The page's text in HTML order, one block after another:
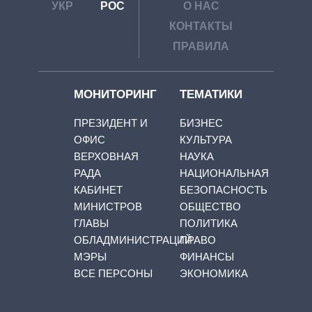
УКР РОС
О НАС
КОНТАКТЫ
ПРАВИЛА
МОНИТОРИНГ
ПРЕЗИДЕНТ И
ОФИС
ВЕРХОВНАЯ
РАДА
КАБИНЕТ
МИНИСТРОВ
ГЛАВЫ
ОБЛАДМИНИСТРАЦИЙ
МЭРЫ
ВСЕ ПЕРСОНЫ
ТЕМАТИКИ
БИЗНЕС
КУЛЬТУРА
НАУКА
НАЦИОНАЛЬНАЯ
БЕЗОПАСНОСТЬ
ОБЩЕСТВО
ПОЛИТИКА
ПРАВО
ФИНАНСЫ
ЭКОНОМИКА